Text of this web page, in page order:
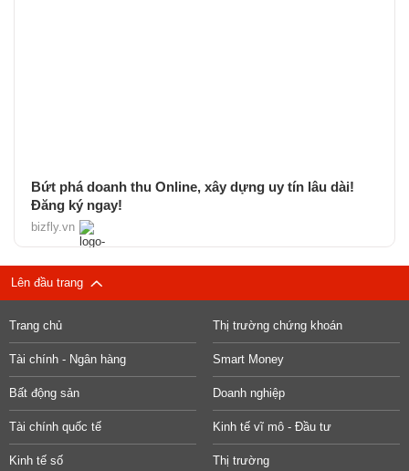
Bứt phá doanh thu Online, xây dựng uy tín lâu dài!
Đăng ký ngay!
bizfly.vn
Lên đầu trang
Trang chủ Thị trường chứng khoán
Tài chính - Ngân hàng Smart Money
Bất động sản Doanh nghiệp
Tài chính quốc tế Kinh tế vĩ mô - Đầu tư
Kinh tế số Thị trường